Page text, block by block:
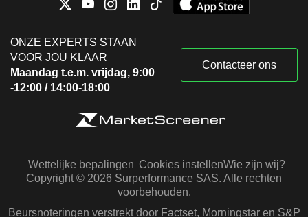
ONZE EXPERTS STAAN
VOOR JOU KLAAR
Maandag t.e.m. vrijdag, 9:00
-12:00 / 14:00-18:00
Contacteer ons
Wettelijke bepalingen Cookies instellenWie zijn wij?
Copyright © 2026 Surperformance SAS. Alle rechten
voorbehouden.
Beursnoteringen verstrekt door Factset, Morningstar en S&P